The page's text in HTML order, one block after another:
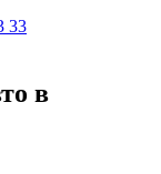
33
в